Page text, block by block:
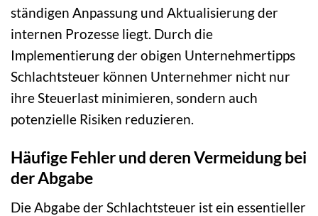
ständigen Anpassung und Aktualisierung der
internen Prozesse liegt. Durch die
Implementierung der obigen Unternehmertipps
Schlachtsteuer können Unternehmer nicht nur
ihre Steuerlast minimieren, sondern auch
potenzielle Risiken reduzieren.
Häufige Fehler und deren Vermeidung bei
der Abgabe
Die Abgabe der Schlachtsteuer ist ein essentieller